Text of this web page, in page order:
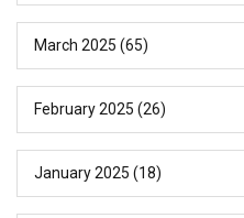
March 2025 (65)
February 2025 (26)
January 2025 (18)